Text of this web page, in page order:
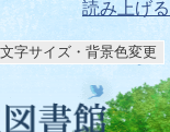
読み上げる
文字サイズ・背景色変更